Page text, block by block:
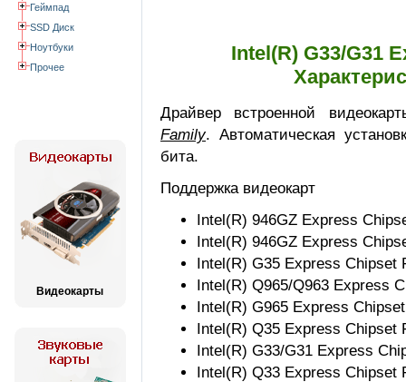
Геймпад
SSD Диск
Ноутбуки
Прочее
Видеокарты
Intel(R) G33/G31
Драйвер встроенной
Family. Автоматическая
бита.
Поддержка видеокарт
Intel(R) 946GZ Express
Intel(R) 946GZ Express
Intel(R) G35 Express Chipset
Intel(R) Q965/Q963 Express
Intel(R) G965 Express
Intel(R) Q35 Express Chipset
Intel(R) G33/G31 Express
Intel(R) Q33 Express Chipset